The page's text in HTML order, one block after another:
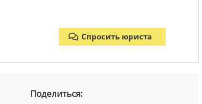
Спросить юриста
Поделиться: